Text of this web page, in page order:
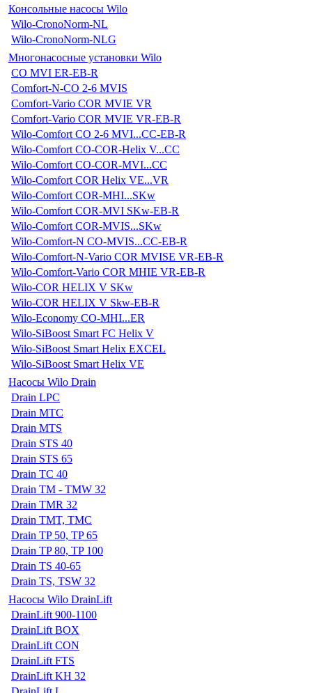
Консольные насосы Wilo
Wilo-CronoNorm-NL
Wilo-CronoNorm-NLG
Многонасосные установки Wilo
CO MVI ER-EB-R
Comfort-N-CO 2-6 MVIS
Comfort-Vario COR MVIE VR
Comfort-Vario COR MVIE VR-EB-R
Wilo-Comfort CO 2-6 MVI...CC-EB-R
Wilo-Comfort CO-COR-Helix V...CC
Wilo-Comfort CO-COR-MVI...CC
Wilo-Comfort COR Helix VE...VR
Wilo-Comfort COR-MHI...SKw
Wilo-Comfort COR-MVI SKw-EB-R
Wilo-Comfort COR-MVIS...SKw
Wilo-Comfort-N CO-MVIS...CC-EB-R
Wilo-Comfort-N-Vario COR MVISE VR-EB-R
Wilo-Comfort-Vario COR MHIE VR-EB-R
Wilo-COR HELIX V SKw
Wilo-COR HELIX V Skw-EB-R
Wilo-Economy CO-MHI...ER
Wilo-SiBoost Smart FC Helix V
Wilo-SiBoost Smart Helix EXCEL
Wilo-SiBoost Smart Helix VE
Насосы Wilo Drain
Drain LPC
Drain MTC
Drain MTS
Drain STS 40
Drain STS 65
Drain TC 40
Drain TM - TMW 32
Drain TMR 32
Drain TMT, TMC
Drain TP 50, TP 65
Drain TP 80, TP 100
Drain TS 40-65
Drain TS, TSW 32
Насосы Wilo DrainLift
DrainLift 900-1100
DrainLift BOX
DrainLift CON
DrainLift FTS
DrainLift KH 32